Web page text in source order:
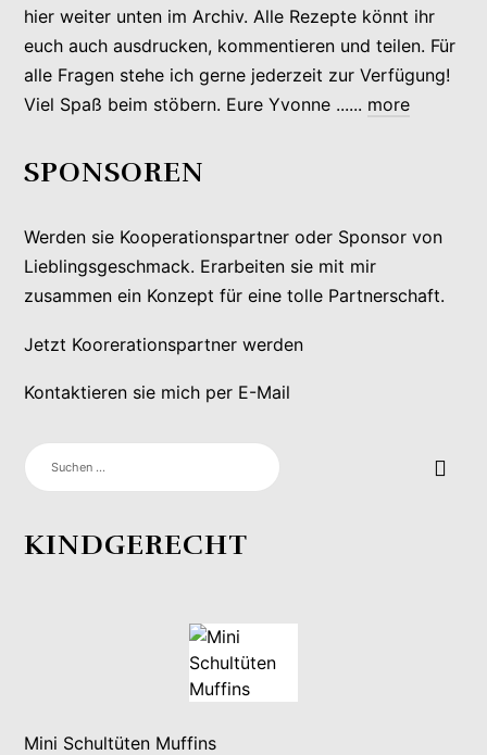
hier weiter unten im Archiv. Alle Rezepte könnt ihr
euch auch ausdrucken, kommentieren und teilen. Für
alle Fragen stehe ich gerne jederzeit zur Verfügung!
Viel Spaß beim stöbern. Eure Yvonne ...... more
SPONSOREN
Werden sie Kooperationspartner oder Sponsor von
Lieblingsgeschmack. Erarbeiten sie mit mir
zusammen ein Konzept für eine tolle Partnerschaft.
Jetzt Koorerationspartner werden
Kontaktieren sie mich per E-Mail
SUCHEN
NACH:
KINDGERECHT
Mini Schultüten Muffins